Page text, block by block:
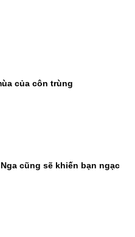
của côn trùng
cũng sẽ khiến bạn ngạc